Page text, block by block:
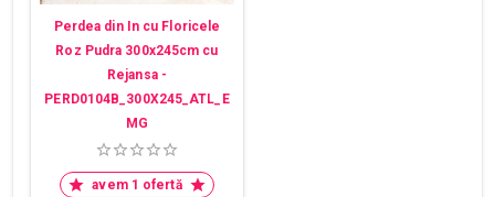
Perdea din In cu Floricele
Roz Pudra 300x245cm cu
Rejansa -
PERD0104B_300X245_ATL_E
MG
avem 1 ofertă